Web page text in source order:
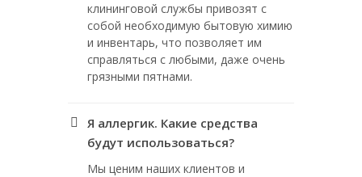
клининговой службы привозят с
собой необходимую бытовую химию
и инвентарь, что позволяет им
справляться с любыми, даже очень
грязными пятнами.
Я аллергик. Какие средства
будут использоваться?
Мы ценим наших клиентов и